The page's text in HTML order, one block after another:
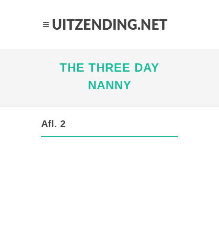
THE THREE DAY
NANNY
Afl. 2